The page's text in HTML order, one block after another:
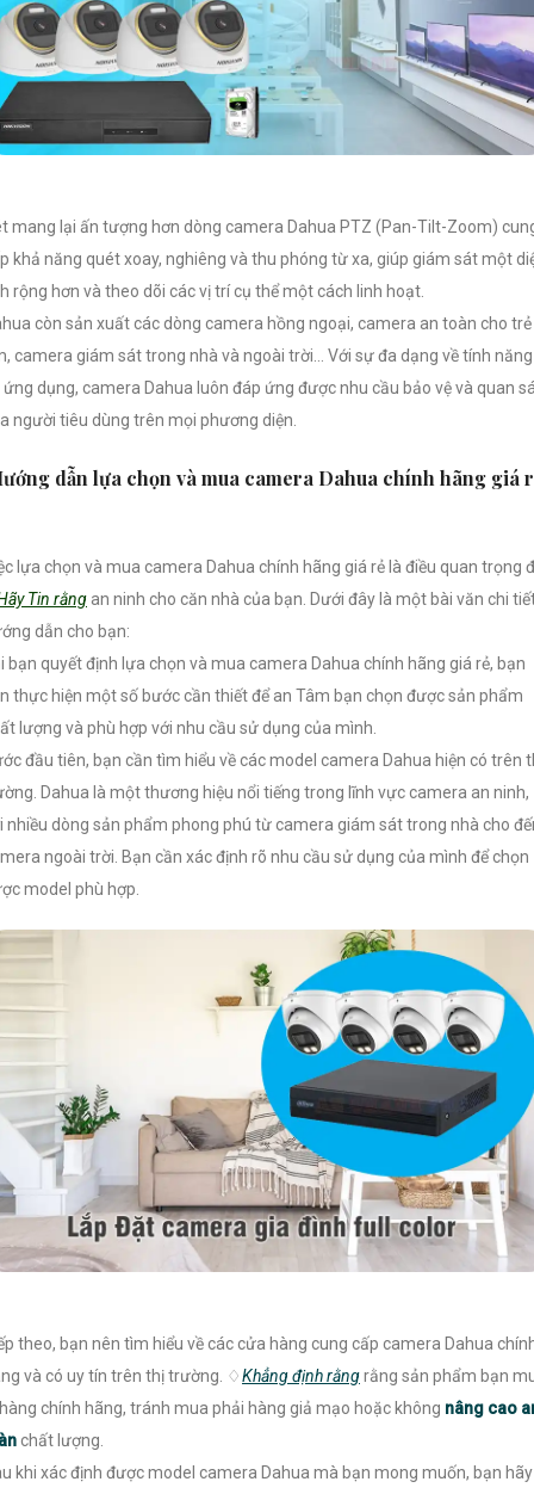
mang lại ấn tượng hơn dòng camera Dahua PTZ (Pan-Tilt-Zoom)
khả năng quét xoay, nghiêng và thu phóng từ xa, giúp giám sát một
rộng hơn và theo dõi các vị trí cụ thể một cách linh hoạt.
còn sản xuất các dòng camera hồng ngoại, camera an toàn cho trẻ
camera giám sát trong nhà và ngoài trời… Với sự đa dạng về tính năng
ứng dụng, camera Dahua luôn đáp ứng được nhu cầu bảo vệ và quan
người tiêu dùng trên mọi phương diện.
dẫn lựa chọn và mua camera Dahua chính hãng giá
lựa chọn và mua camera Dahua chính hãng giá rẻ là điều quan trọng
Tin rằng an ninh cho căn nhà của bạn. Dưới đây là một bài văn chi
dẫn cho bạn:
bạn quyết định lựa chọn và mua camera Dahua chính hãng giá rẻ, bạn
thực hiện một số bước cần thiết để an Tâm bạn chọn được sản phẩm
lượng và phù hợp với nhu cầu sử dụng của mình.
đầu tiên, bạn cần tìm hiểu về các model camera Dahua hiện có trên
Dahua là một thương hiệu nổi tiếng trong lĩnh vực camera an ninh,
nhiều dòng sản phẩm phong phú từ camera giám sát trong nhà cho
ngoài trời. Bạn cần xác định rõ nhu cầu sử dụng của mình để chọn
model phù hợp.
theo, bạn nên tìm hiểu về các cửa hàng cung cấp camera Dahua
và có uy tín trên thị trường. ♢Khẳng định rằngrằng sản phẩm bạn
chính hãng, tránh mua phải hàng giả mạo hoặc không nâng cao
chất lượng.
khi xác định được model camera Dahua mà bạn mong muốn, bạn hãy